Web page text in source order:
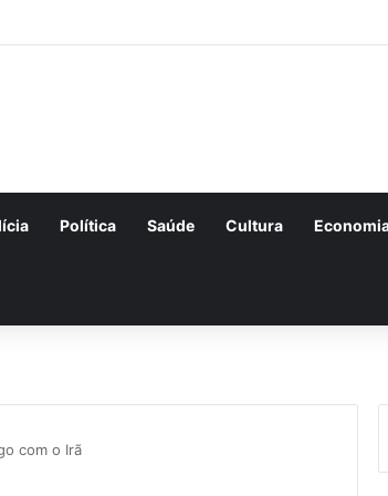
Unificado do Piauí encerram amanhã
Política Saúde Cultura
com o Irã